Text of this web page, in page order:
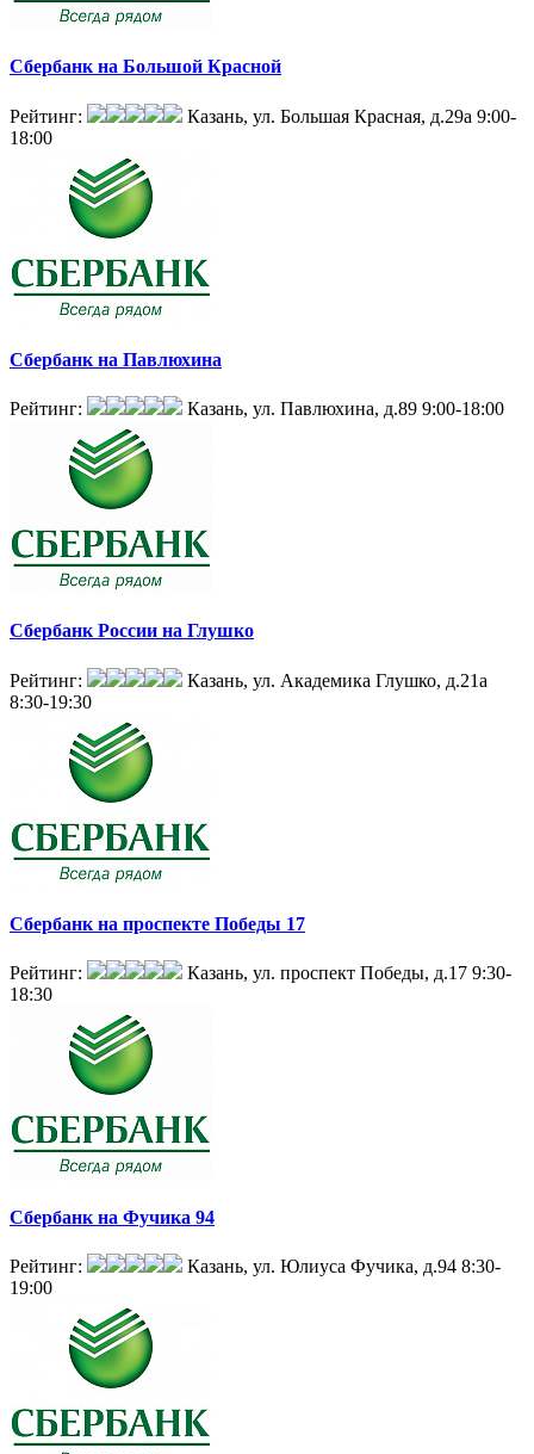
Сбербанк на Большой Красной
Рейтинг: Казань, ул. Большая Красная, д.29а 9:00-
18:00
Сбербанк на Павлюхина
Рейтинг: Казань, ул. Павлюхина, д.89 9:00-18:00
Сбербанк России на Глушко
Рейтинг:
Казань, ул. Академика Глушко, д.21а
8:30-19:30
Сбербанк на проспекте Победы 17
Рейтинг: Казань, ул. проспект Победы, д.17 9:30-
18:30
Сбербанк на Фучика 94
Рейтинг: Казань, ул. Юлиуса Фучика, д.94 8:30-
19:00